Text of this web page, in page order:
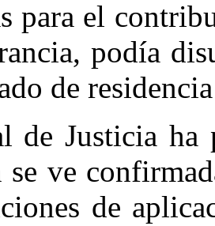
para el
podía
de
de Justicia
se ve
de